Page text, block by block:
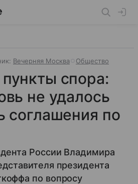
Вечерняя Москва Общество
спора:
не удалось
соглашения по
России Владимира
президента
по вопросу